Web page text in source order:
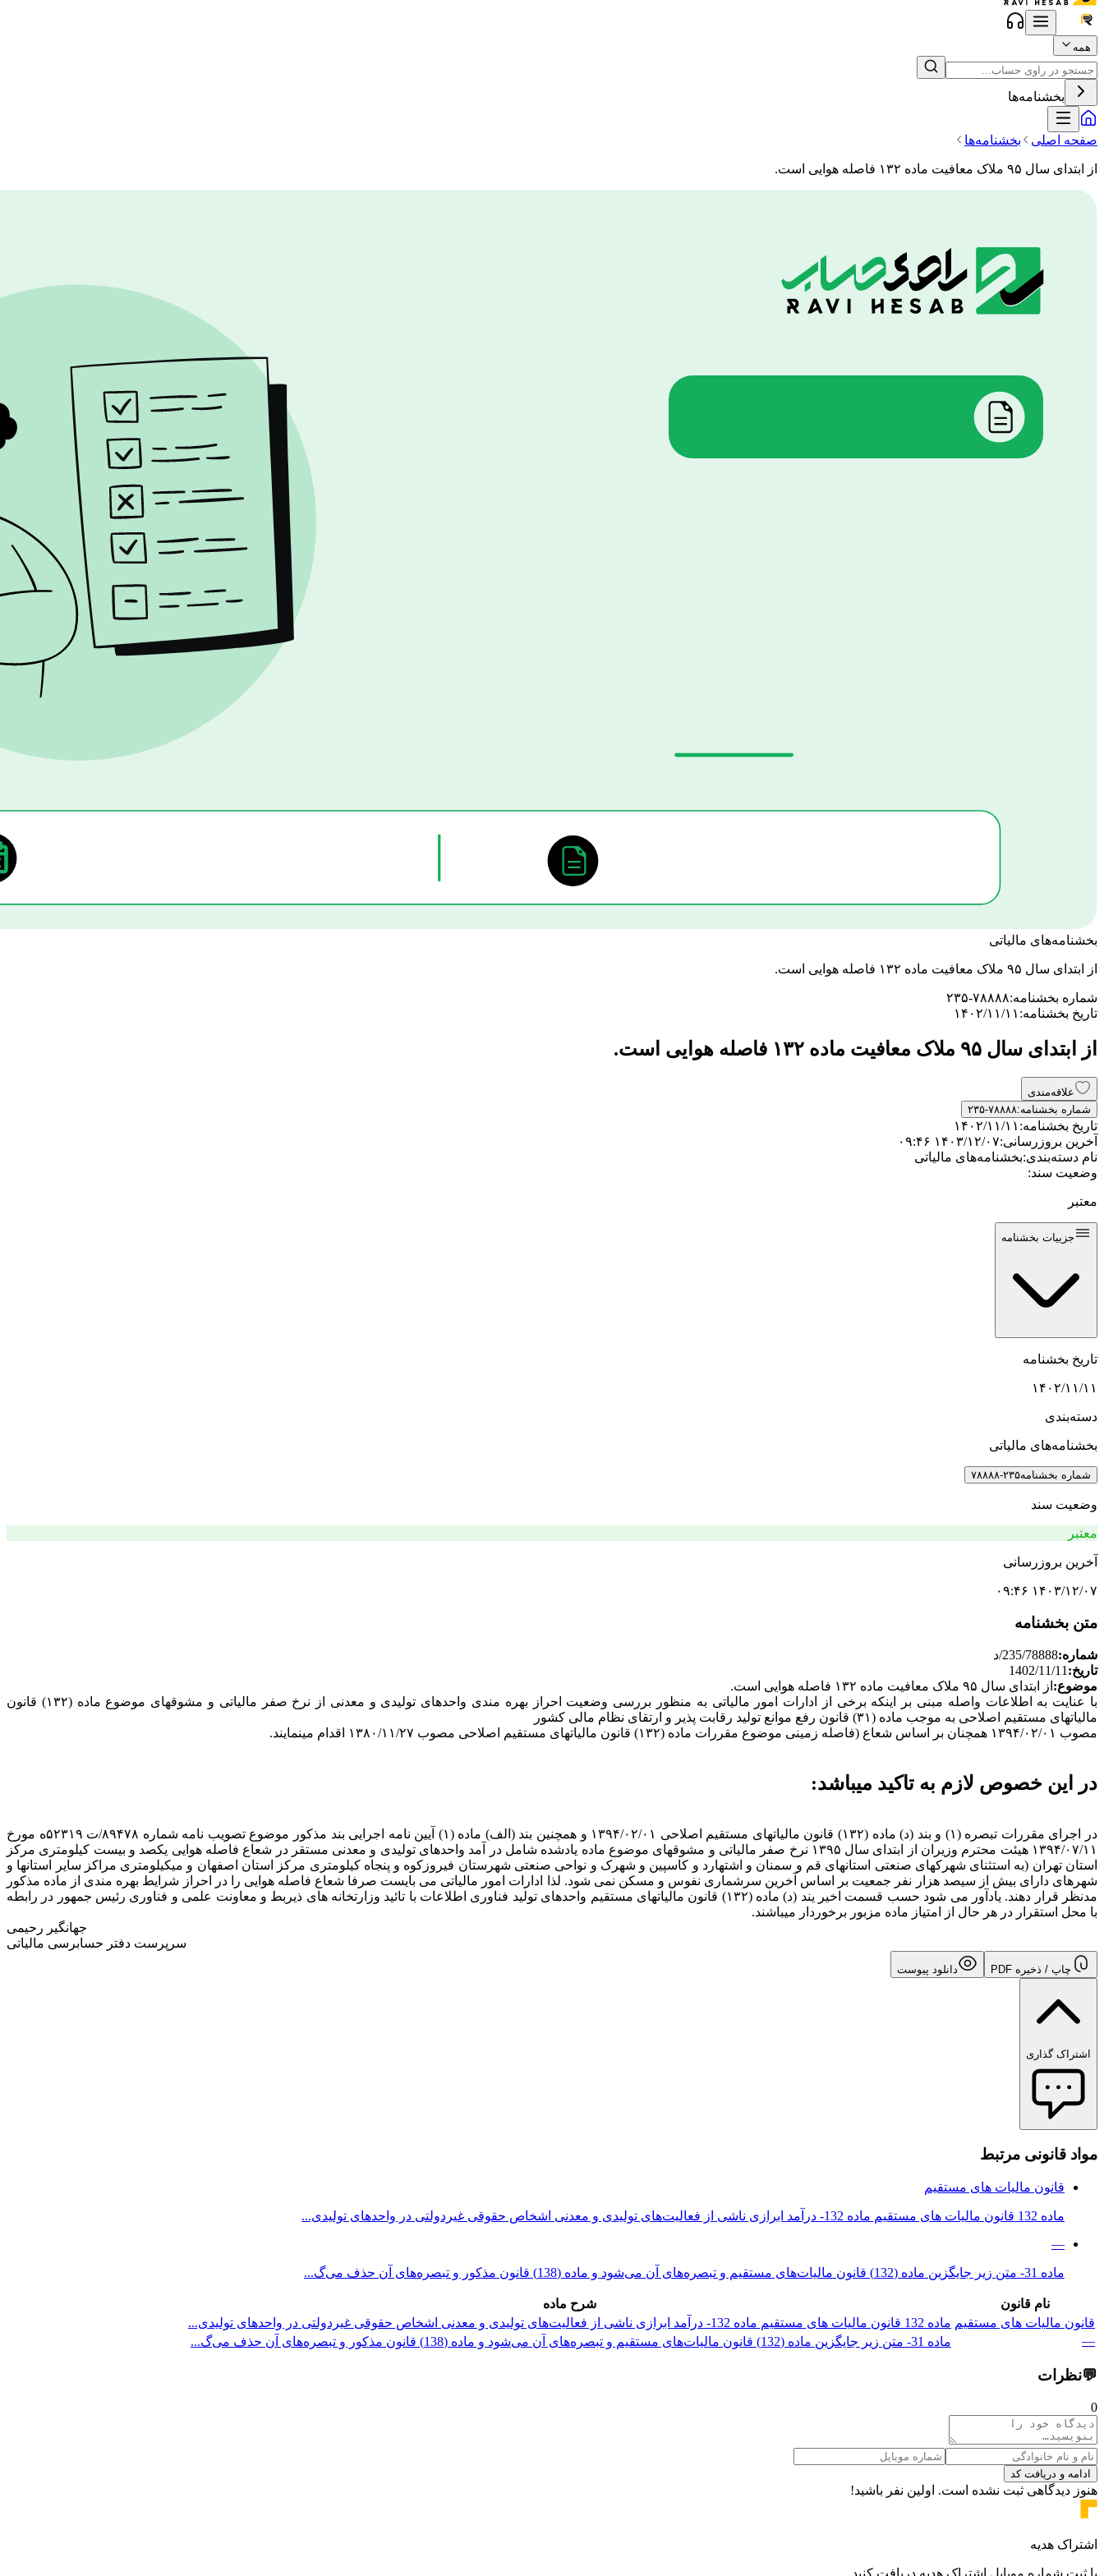
همه
بخشنامه‌ها
صفحه اصلی بخشنامه‌ها
از ابتدای سال ۹۵ ملاک معافیت ماده ۱۳۲ فاصله هوایی است.
بخشنامه‌های مالیاتی
از ابتدای سال ۹۵ ملاک معافیت ماده ۱۳۲ فاصله هوایی است.
شماره بخشنامه:۲۳۵-۷۸۸۸۸
تاریخ بخشنامه: ۱۴۰۲/۱۱/۱۱
از ابتدای سال ۹۵ ملاک معافیت ماده ۱۳۲ فاصله هوایی است.
علاقه‌مندی
شماره بخشنامه:۲۳۵-۷۸۸۸۸
تاریخ بخشنامه: ۱۴۰۲/۱۱/۱۱
آخرین بروزرسانی:۱۴۰۳/۱۲/۰۷ ۰۹:۴۶
نام دسته‌بندی:بخشنامه‌های مالیاتی
وضعیت سند:
معتبر
جزییات بخشنامه
تاریخ بخشنامه
۱۴۰۲/۱۱/۱۱
دسته‌بندی
بخشنامه‌های مالیاتی
شماره بخشنامه۲۳۵-۷۸۸۸۸
وضعیت سند
معتبر
آخرین بروزرسانی
۱۴۰۳/۱۲/۰۷ ۰۹:۴۶
متن بخشنامه
شماره:235/78888/د
تاریخ: 1402/11/11
موضوع: از ابتدای سال ۹۵ ملاک معافیت ماده ۱۳۲ فاصله هوایی است.
با عنایت به اطلاعات واصله مبنی بر اینکه برخی از ادارات امور مالیاتی به منظور بررسی وضعیت احراز بهره مندی واحدهای تولیدی و معدنی از نرخ صفر مالیاتی و مشوقهای موضوع ماده (۱۳۲) قانون
مالیاتهای مستقیم اصلاحی به موجب ماده (۳۱) قانون رفع موانع تولید رقابت پذیر و ارتقای نظام مالی کشور
مصوب ۱۳۹۴/۰۲/۰۱ همچنان بر اساس شعاع (فاصله زمینی موضوع مقررات ماده (۱۳۲) قانون مالیاتهای مستقیم اصلاحی مصوب ۱۳۸۰/۱۱/۲۷ اقدام مینمایند.
در این خصوص لازم به تاکید میباشد:
در اجرای مقررات تبصره (۱) و بند (د) ماده (۱۳۲) قانون مالیاتهای مستقیم اصلاحی ۱۳۹۴/۰۲/۰۱ و همچنین بند (الف) ماده (۱) آیین نامه اجرایی بند مذکور موضوع تصویب نامه شماره ۸۹۴۷۸/ت ۵۲۳۱۹ه مورخ
۱۳۹۴/۰۷/۱۱ هیئت محترم وزیران از ابتدای سال ۱۳۹۵ نرخ صفر مالیاتی و مشوقهای موضوع ماده یادشده شامل در آمد واحدهای تولیدی و معدنی مستقر در شعاع فاصله هوایی یکصد و بیست کیلومتری مرکز
استان تهران (به استثنای شهرکهای صنعتی استانهای قم و سمنان و اشتهارد و کاسپین و شهرک و نواحی صنعتی شهرستان فیروزکوه و پنجاه کیلومتری مرکز استان اصفهان و میکیلومتری مراکز سایر استانها و
شهرهای دارای بیش از سیصد هزار نفر جمعیت بر اساس آخرین سرشماری نفوس و مسکن نمی شود. لذا ادارات امور مالیاتی می بایست صرفا شعاع فاصله هوایی را در احراز شرایط بهره مندی از ماده مذکور
مدنظر قرار دهند. یادآور می شود حسب قسمت اخیر یند (د) ماده (۱۳۲) قانون مالیاتهای مستقیم واحدهای تولید فناوری اطلاعات با تائید وزارتخانه های ذیربط و معاونت علمی و فناوری رئیس جمهور در رابطه
با محل استقرار در هر حال از امتیاز ماده مزبور برخوردار میباشند.
جهانگیر رحیمی
سرپرست دفتر حسابرسی مالیاتی
چاپ / ذخیره PDF دانلود پیوست
اشتراک گذاری
مواد قانونی مرتبط
قانون مالیات های مستقیم
ماده 132 قانون مالیات های مستقیم ماده 132- درآمد ابرازی ناشی از فعالیت‌های ‌تولیدی و معدنی اشخاص حقوقی غیردولتی در واحدهای تولیدی...
—
ماده 31- متن زیر جایگزین ماده (132) قانون مالیات‌های مستقیم و تبصره‌های آن می‌شود و ماده (138) قانون مذکور و تبصره‌های آن حذف می‌گ...
نام قانون
شرح ماده
قانون مالیات های مستقیم ماده 132 قانون مالیات های مستقیم ماده 132- درآمد ابرازی ناشی از فعالیت‌های ‌تولیدی و معدنی اشخاص حقوقی غیردولتی در واحدهای تولیدی...
—
ماده 31- متن زیر جایگزین ماده (132) قانون مالیات‌های مستقیم و تبصره‌های آن می‌شود و ماده (138) قانون مذکور و تبصره‌های آن حذف می‌گ...
💬نظرات
0
ادامه و دریافت کد
هنوز دیدگاهی ثبت نشده است. اولین نفر باشید!
اشتراک هدیه
با ثبت شماره موبایل اشتراک هدیه دریافت کنید